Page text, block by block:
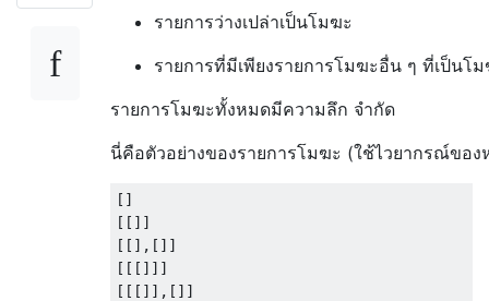
รายการว่างเปล่าเป็นโมฆะ
รายการที่มีเพียงรายการโมฆะอื่น ๆ ที่เป็นโ
รายการโมฆะทั้งหมดมีความลึก จำกัด
นี่คือตัวอย่างของรายการโมฆะ (ใช้ไวยากรณ์ของ
[]
[[]]
[[],[]]
[[[]]]
[[[]],[]]